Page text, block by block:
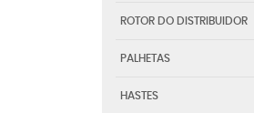
ROTOR DO DISTRIBUIDOR
PALHETAS
HASTES